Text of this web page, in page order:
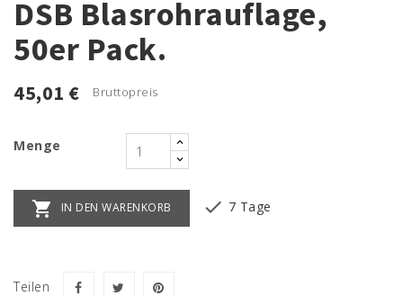
DSB Blasrohrauflage,
50er Pack.
45,01 € Bruttopreis
Menge
 IN DEN WARENKORB  7 Tage
Teilen